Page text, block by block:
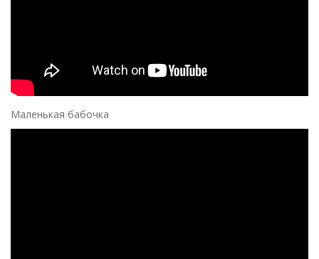
Маленькая бабочка